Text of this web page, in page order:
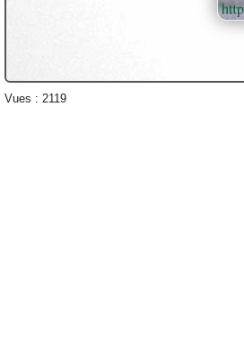
Vues : 2119